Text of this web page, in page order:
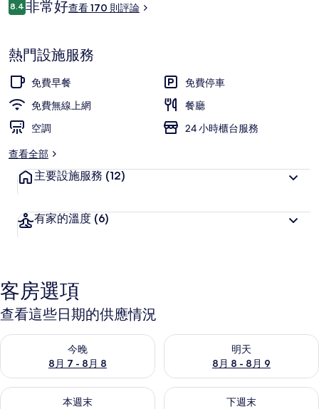
是
評
論
8.48.4 分，滿分 10 分，
非常好查看 170 則評論
熱門設施服務
免費早餐
免費停車
免費無線上網
餐廳
空調
24 小時櫃台服務
查看全部
主要設施服務 (12)
有家的溫度 (6)
客房選項
查看這些日期的供應情況
今晚
8月 7 - 8月 8
查看今晚 (8月 7 - 8月 8) 的供應情況
明天
8月 8 - 8月 9
查看明天 (8月 8 - 8月 9) 的供
本週末
查看本週末 (8月 7 - 8月 9) 的供應情況
下週末
查看下週末 (8月 14 - 8月 16)